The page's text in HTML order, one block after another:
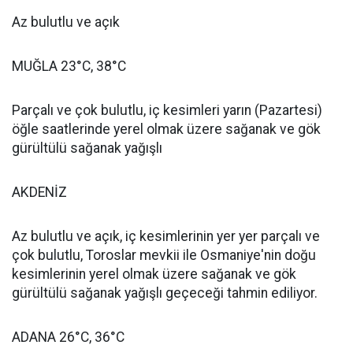
Az bulutlu ve açık
MUĞLA 23°C, 38°C
Parçalı ve çok bulutlu, iç kesimleri yarın (Pazartesi)
öğle saatlerinde yerel olmak üzere sağanak ve gök
gürültülü sağanak yağışlı
AKDENİZ
Az bulutlu ve açık, iç kesimlerinin yer yer parçalı ve
çok bulutlu, Toroslar mevkii ile Osmaniye'nin doğu
kesimlerinin yerel olmak üzere sağanak ve gök
gürültülü sağanak yağışlı geçeceği tahmin ediliyor.
ADANA 26°C, 36°C